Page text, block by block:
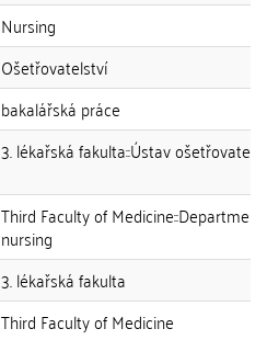
Nursing
Ošetřovatelství
bakalářská práce
3. lékařská fakulta::Ústav
Third Faculty of
nursing
3. lékařská fakulta
Third Faculty of Medicine